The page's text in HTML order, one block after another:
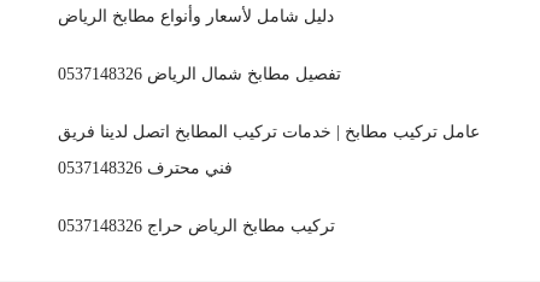
دليل شامل لأسعار وأنواع مطابخ الرياض
تفصيل مطابخ شمال الرياض 0537148326
عامل تركيب مطابخ | خدمات تركيب المطابخ اتصل لدينا فريق
فني محترف 0537148326
تركيب مطابخ الرياض حراج 0537148326